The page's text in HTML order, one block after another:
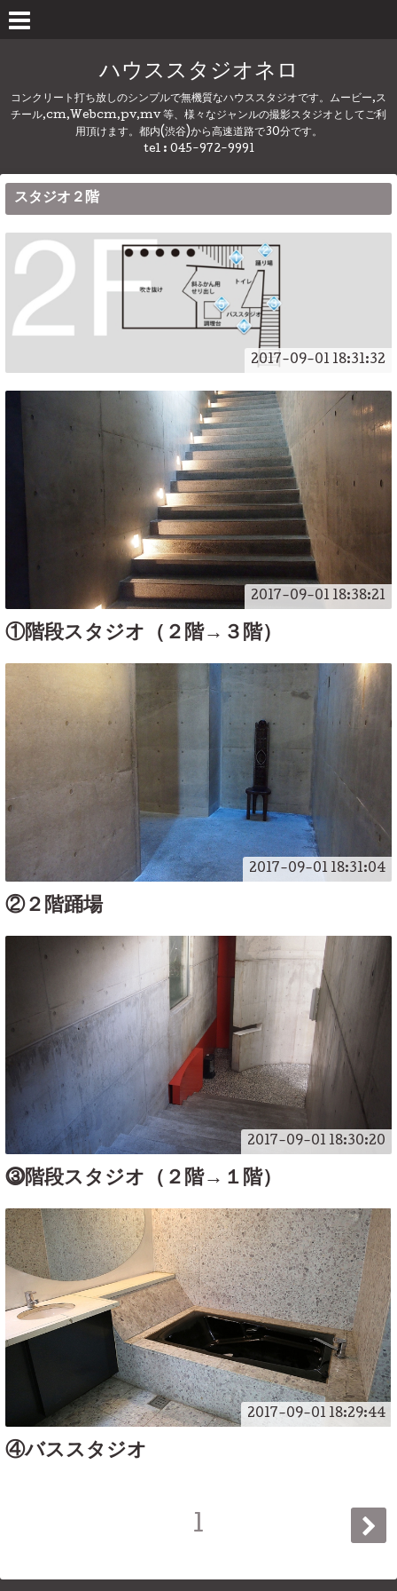
ハウススタジオネロ
コンクリート打ち放しのシンプルで無機質なハウススタジオです。ムービー,ス
チール,cm,Webcm,pv,mv 等、様々なジャンルの撮影スタジオとしてご利
用頂けます。都内(渋谷)から高速道路で30分です。
tel : 045-972-9991
スタジオ２階
2017-09-01 18:31:32
2017-09-01 18:38:21
①階段スタジオ（２階→３階）
2017-09-01 18:31:04
②２階踊場
2017-09-01 18:30:20
⓷階段スタジオ（２階→１階）
2017-09-01 18:29:44
④バススタジオ
1